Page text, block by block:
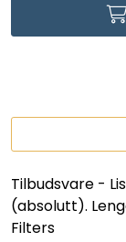
Tilbudsvare -
(absolutt).
Filters
STATISKE
LAGERSALG
Aktuelt